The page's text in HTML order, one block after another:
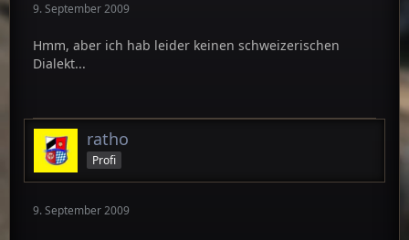
9. September 2009
Hmm, aber ich hab leider keinen schweizerischen
Dialekt...
ratho
Profi
9. September 2009